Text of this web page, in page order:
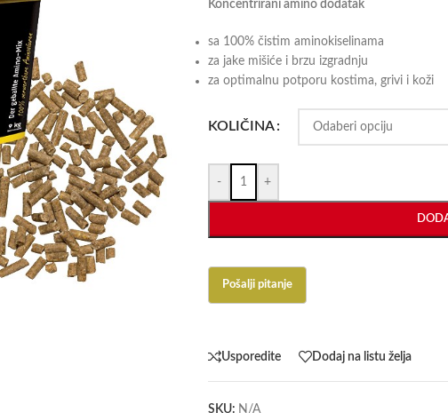
Koncentrirani amino dodatak
sa 100% čistim aminokiselinama
za jake mišiće i brzu izgradnju
za optimalnu potporu kostima, grivi i koži
KOLIČINA
- +
Usporedite Dodaj na listu želja
SKU: N/A